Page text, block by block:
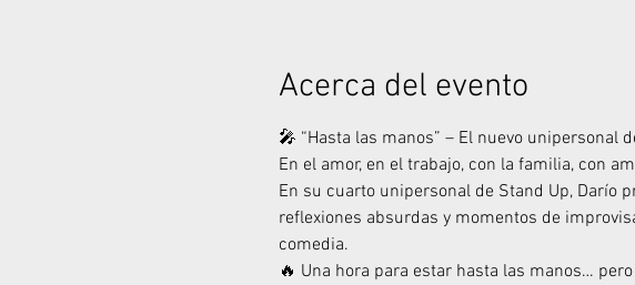
Acerca del evento
🎤 “Hasta las manos” – El nuevo unipersonal
En el amor, en el trabajo, con la familia, con
En su cuarto unipersonal de Stand Up, Darío
reflexiones absurdas y momentos de
comedia.
🔥 Una hora para estar hasta las manos…